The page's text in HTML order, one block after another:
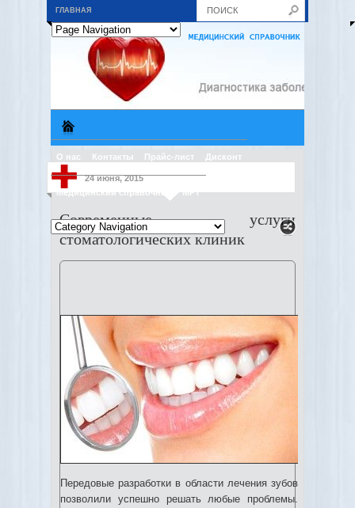
ГЛАВНАЯ
О нас Контакты Прайс-лист Дисконт
Медицинский справочник МРТ
24 июня, 2015
Современные услуги
стоматологических клиник
Передовые разработки в области лечения зубов
позволили успешно решать любые проблемы.